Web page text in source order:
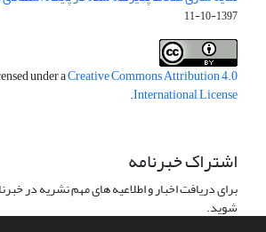
1397-10-11
under aCreative Commons Attribution 4.0
International License
.
اشتراک خبرنامه
برای دریافت اخبار و اطلاعیه های مهم نشریه در
شوید.